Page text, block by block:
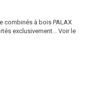
combinés à bois PALAX
exclusivement... Voir le